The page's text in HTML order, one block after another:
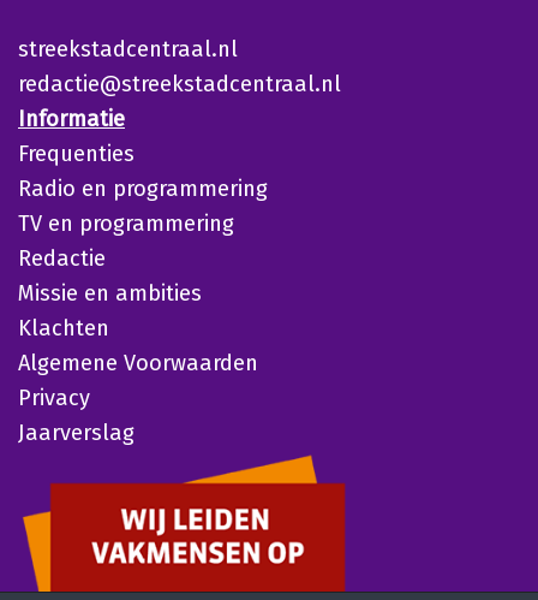
streekstadcentraal.nl
redactie@streekstadcentraal.nl
Informatie
Frequenties
Radio en programmering
TV en programmering
Redactie
Missie en ambities
Klachten
Algemene Voorwaarden
Privacy
Jaarverslag